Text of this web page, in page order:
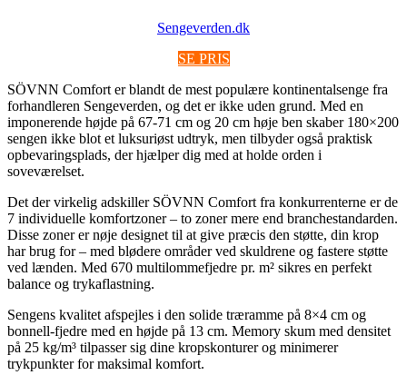
Sengeverden.dk
SE PRIS
SÖVNN Comfort er blandt de mest populære kontinentalsenge fra
forhandleren Sengeverden, og det er ikke uden grund. Med en
imponerende højde på 67-71 cm og 20 cm høje ben skaber 180×200
sengen ikke blot et luksuriøst udtryk, men tilbyder også praktisk
opbevaringsplads, der hjælper dig med at holde orden i
soveværelset.
Det der virkelig adskiller SÖVNN Comfort fra konkurrenterne er de
7 individuelle komfortzoner – to zoner mere end branchestandarden.
Disse zoner er nøje designet til at give præcis den støtte, din krop
har brug for – med blødere områder ved skuldrene og fastere støtte
ved lænden. Med 670 multilommefjedre pr. m² sikres en perfekt
balance og trykaflastning.
Sengens kvalitet afspejles i den solide træramme på 8×4 cm og
bonnell-fjedre med en højde på 13 cm. Memory skum med densitet
på 25 kg/m³ tilpasser sig dine kropskonturer og minimerer
trykpunkter for maksimal komfort.